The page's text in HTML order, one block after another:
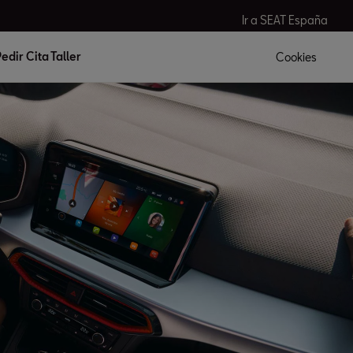
Ir a SEAT España
Cita Taller Cookies